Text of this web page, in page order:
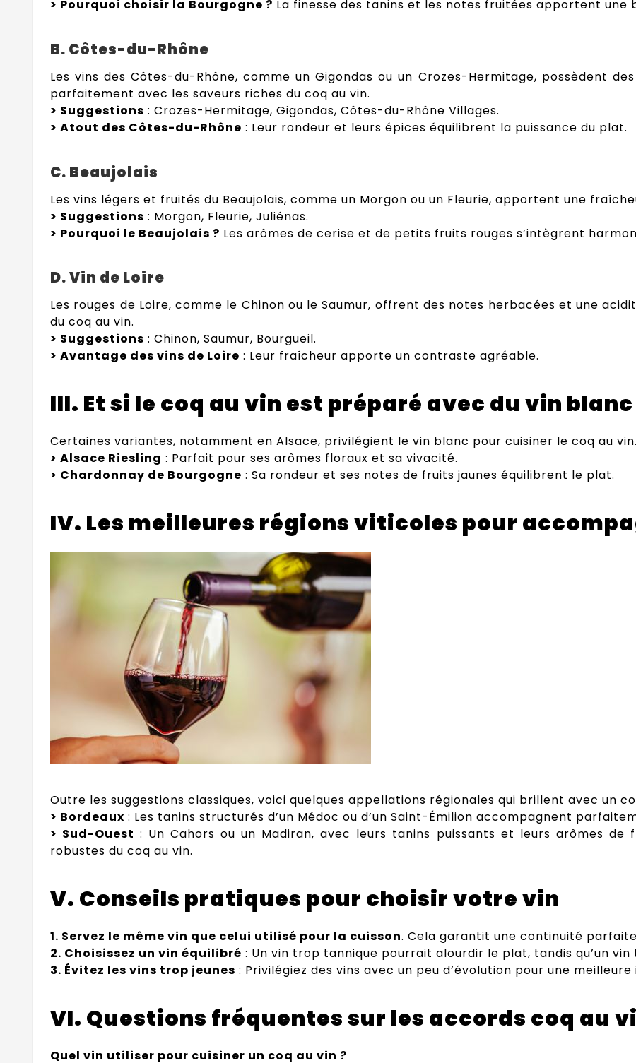
> Pourquoi choisir la Bourgogne ? La finesse des tanins et les notes fruitées apportent une
B. Côtes-du-Rhône
Les vins des Côtes-du-Rhône, comme un Gigondas ou un Crozes-Hermitage, possèdent
parfaitement avec les saveurs riches du coq au vin.
> Suggestions : Crozes-Hermitage, Gigondas, Côtes-du-Rhône Villages.
> Atout des Côtes-du-Rhône : Leur rondeur et leurs épices équilibrent la puissance du plat.
C. Beaujolais
Les vins légers et fruités du Beaujolais, comme un Morgon ou un Fleurie, apportent une
> Suggestions : Morgon, Fleurie, Juliénas.
> Pourquoi le Beaujolais ? Les arômes de cerise et de petits fruits rouges s’intègrent
D. Vin de Loire
Les rouges de Loire, comme le Chinon ou le Saumur, offrent des notes herbacées et une
du coq au vin.
> Suggestions : Chinon, Saumur, Bourgueil.
> Avantage des vins de Loire : Leur fraîcheur apporte un contraste agréable.
III. Et si le coq au vin est préparé avec du vin blanc
Certaines variantes, notamment en Alsace, privilégient le vin blanc pour cuisiner le coq au vin.
> Alsace Riesling : Parfait pour ses arômes floraux et sa vivacité.
> Chardonnay de Bourgogne : Sa rondeur et ses notes de fruits jaunes équilibrent le plat.
IV. Les meilleures régions viticoles pour
Outre les suggestions classiques, voici quelques appellations régionales qui brillent avec un
> Bordeaux : Les tanins structurés d’un Médoc ou d’un Saint-Émilion accompagnent
> Sud-Ouest : Un Cahors ou un Madiran, avec leurs tanins puissants et leurs arômes de
robustes du coq au vin.
V. Conseils pratiques pour choisir votre vin
1. Servez le même vin que celui utilisé pour la cuisson. Cela garantit une continuité
2. Choisissez un vin équilibré : Un vin trop tannique pourrait alourdir le plat, tandis qu’un
3. Évitez les vins trop jeunes : Privilégiez des vins avec un peu d’évolution pour une
VI. Questions fréquentes sur les accords coq au
Quel vin utiliser pour cuisiner un coq au vin ?